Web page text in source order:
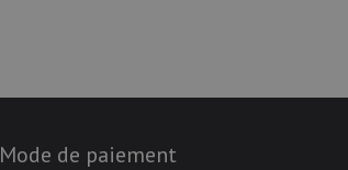
Mode de paiement